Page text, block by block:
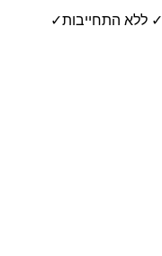
✓ ללא התחייבות✓